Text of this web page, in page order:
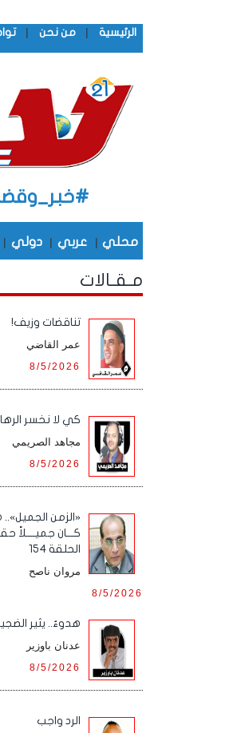
الرئيسية | من نحن |
محلي | عربي | دولي |
مـقـالات
تناقضات وزيف!
عمر القاضي
8/5/2026
كي لا نخسر
مجاهد الصريمي
8/5/2026
«الزمن الجميل»..
كـــان جميــــلاً
الحلقة 154
مروان ناصح
8/5/2026
هدوءٌ.. يثير
عدنان باوزير
8/5/2026
الرد واجب